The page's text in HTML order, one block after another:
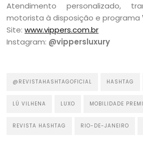
Atendimento personalizado,
motorista à disposição e programa
Site:www.vippers.com.br
Instagram: @vippersluxury
@REVISTAHASHTAGOFICIAL HASHTAG
LÚ VILHENA LUXO MOBILIDADE
REVISTA HASHTAG RIO-DE-JANEIRO